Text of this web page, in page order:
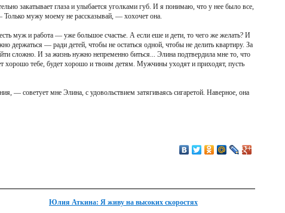
закатывает глаза и улыбается уголками губ. И я понимаю, что у нее было все,
мужу моему не рассказывай, — хохочет она.
муж и работа — уже большое счастье. А если еше и дети, то чего же желать? И
держаться — ради детей, чтобы не остаться одной, чтобы не делить квартиру. За
сложно. И за жизнь нужно непременно биться... Элина подтвердила мне то, что
хорошо тебе, будет хорошо и твоим детям. Мужчины уходят и приходят, пусть
— советует мне Элина, с удовольствием затягиваясь сигаретой. Наверное, она
Юлия Аткина: Я живу на высоких скоростях